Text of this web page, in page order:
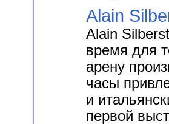
Alain
Alain
время для
арену
часы
и
первой